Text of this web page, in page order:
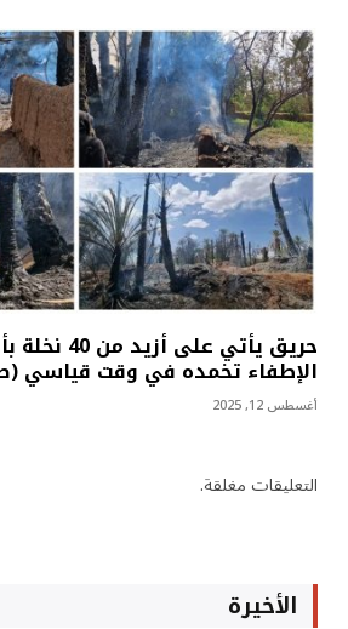
حريق يأتي على
الإطفاء تخمده في وقت قياسي
أغسطس 12, 2025
التعليقات مغلقة.
الأخيرة